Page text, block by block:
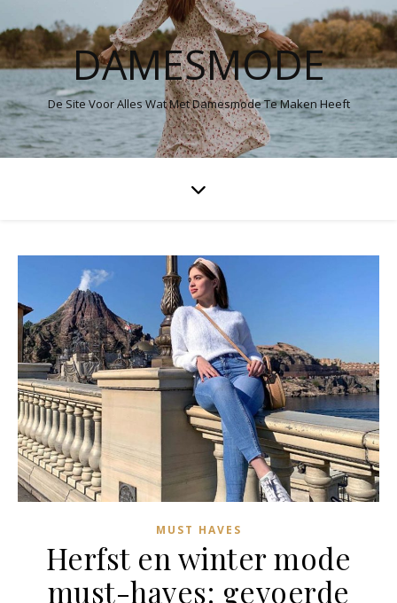
DAMESMODE
De Site Voor Alles Wat Met Damesmode Te Maken Heeft
MUST HAVES
Herfst en winter mode
must-haves: gevoerde